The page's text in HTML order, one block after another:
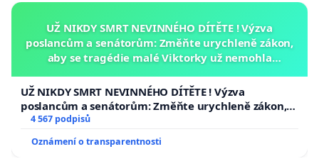
UŽ NIKDY SMRT NEVINNÉHO DÍTĚTE ! Výzva
poslancům a senátorům: Změňte urychleně zákon,
aby se tragédie malé Viktorky už nemohla
UŽ NIKDY SMRT NEVINNÉHO DÍTĚTE ! Výzva
poslancům a senátorům: Změňte urychleně zákon,
aby se tragédie malé Viktorky už nemohla opakovat!
4 567 podpisů
Oznámení o transparentnosti